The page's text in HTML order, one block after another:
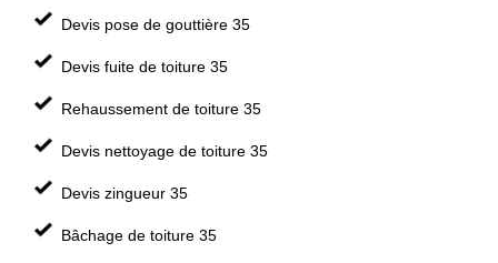
Devis pose de gouttière 35
Devis fuite de toiture 35
Rehaussement de toiture 35
Devis nettoyage de toiture 35
Devis zingueur 35
Bâchage de toiture 35